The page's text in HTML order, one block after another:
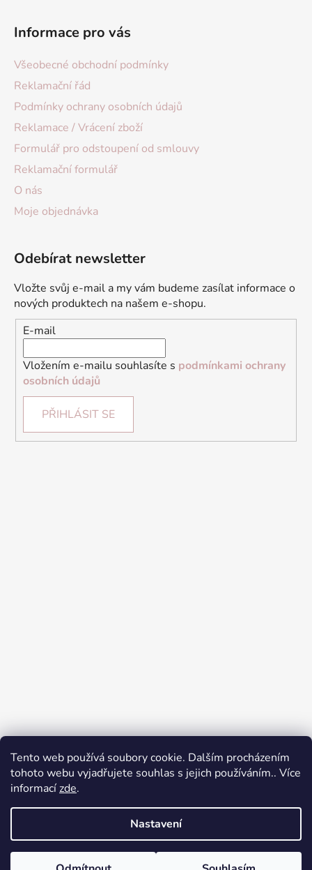
Tento web používá soubory cookie. Dalším procházením
tohoto webu vyjadřujete souhlas s jejich používáním.. Více
informacízde.
Nastavení
Informace pro vás
Všeobecné obchodní podmínky
Reklamační řád
Podmínky ochrany osobních údajů
Reklamace / Vrácení zboží
Formulář pro odstoupení od smlouvy
Reklamační formulář
O nás
Moje objednávka
Odebírat newsletter
Vložte svůj e-mail a my vám budeme zasílat informace o
nových produktech na našem e-shopu.
E-mail
Vložením e-mailu souhlasíte s podmínkami ochrany
osobních údajů
PŘIHLÁSIT SE
Přijímáme online platby